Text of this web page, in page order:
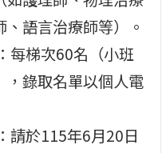
語言治療師等）。
每梯次60名（小班
，錄取名單以個人電
請於115年6月20日